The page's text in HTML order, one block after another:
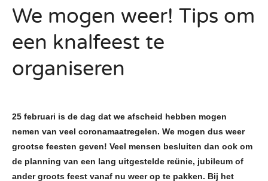
We mogen weer! Tips om
een knalfeest te
organiseren
25 februari is de dag dat we afscheid hebben mogen
nemen van veel coronamaatregelen. We mogen dus weer
grootse feesten geven! Veel mensen besluiten dan ook om
de planning van een lang uitgestelde reünie, jubileum of
ander groots feest vanaf nu weer op te pakken. Bij het